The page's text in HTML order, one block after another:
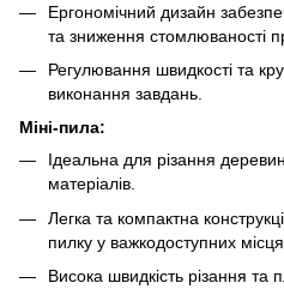
Ергономічний дизайн
та зниження стомлюваності
Регулювання швидкості та
виконання завдань.
Міні-пила:
Ідеальна для різання
матеріалів.
Легка та компактна
пилку у важкодоступних
Висока швидкість різання та